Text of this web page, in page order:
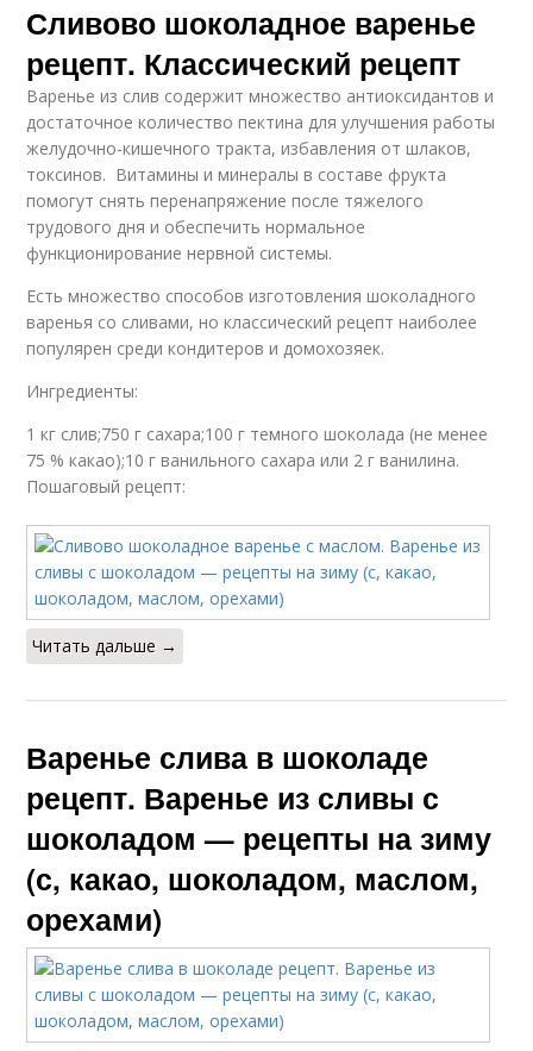
Сливово шоколадное варенье
рецепт. Классический рецепт
Варенье из слив содержит множество антиоксидантов и
достаточное количество пектина для улучшения работы
желудочно-кишечного тракта, избавления от шлаков,
токсинов. Витамины и минералы в составе фрукта
помогут снять перенапряжение после тяжелого
трудового дня и обеспечить нормальное
функционирование нервной системы.
Есть множество способов изготовления шоколадного
варенья со сливами, но классический рецепт наиболее
популярен среди кондитеров и домохозяек.
Ингредиенты:
1 кг слив;750 г сахара;100 г темного шоколада (не менее
75 % какао);10 г ванильного сахара или 2 г ванилина.
Пошаговый рецепт:
Читать дальше →
Варенье слива в шоколаде
рецепт. Варенье из сливы с
шоколадом — рецепты на зиму
(с, какао, шоколадом, маслом,
орехами)